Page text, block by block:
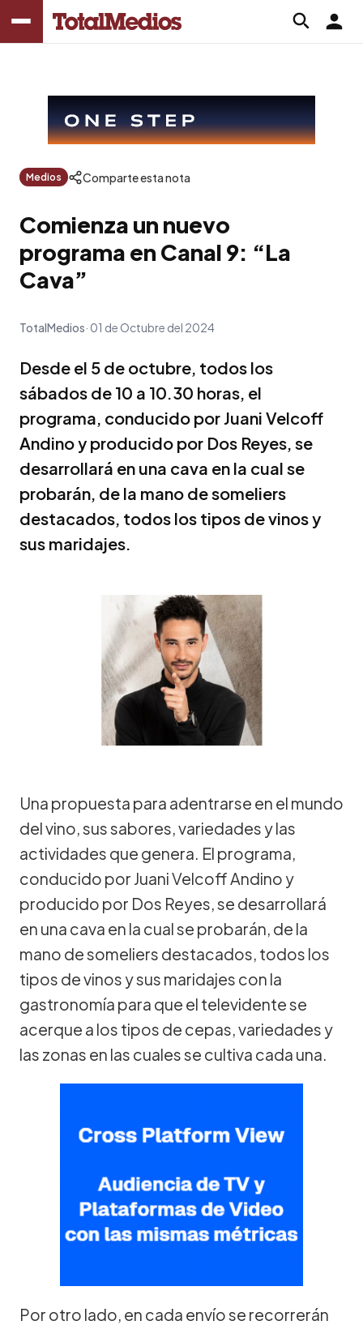
Medios Comparte esta nota
Comienza un nuevo
programa en Canal 9: “La
Cava”
TotalMedios 01 de Octubre del 2024
Desde el 5 de octubre, todos los
sábados de 10 a 10.30 horas, el
programa, conducido por Juani Velcoff
Andino y producido por Dos Reyes, se
desarrollará en una cava en la cual se
probarán, de la mano de someliers
destacados, todos los tipos de vinos y
sus maridajes.
Una propuesta para adentrarse en el mundo
del vino, sus sabores, variedades y las
actividades que genera. El programa,
conducido por Juani Velcoff Andino y
producido por Dos Reyes, se desarrollará
en una cava en la cual se probarán, de la
mano de someliers destacados, todos los
tipos de vinos y sus maridajes con la
gastronomía para que el televidente se
acerque a los tipos de cepas, variedades y
las zonas en las cuales se cultiva cada una.
Por otro lado, en cada envío se recorrerán